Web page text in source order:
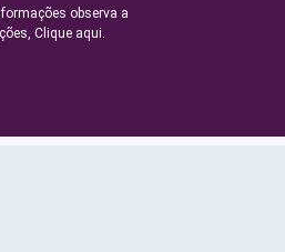
observa a
Clique aqui.